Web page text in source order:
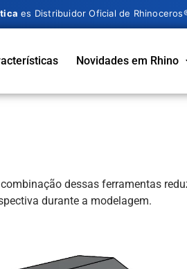
es Distribuidor Oficial de
Novidades em Rhino
dessas ferramentas
durante a modelagem.